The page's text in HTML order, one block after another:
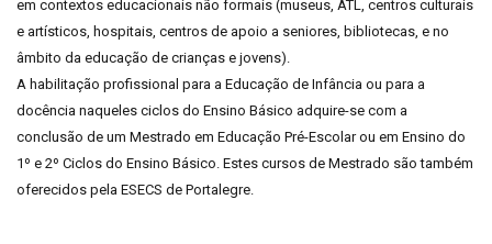
em contextos educacionais não formais (museus, ATL, centros culturais
e artísticos, hospitais, centros de apoio a seniores, bibliotecas, e no
âmbito da educação de crianças e jovens).
A habilitação profissional para a Educação de Infância ou para a
docência naqueles ciclos do Ensino Básico adquire-se com a
conclusão de um Mestrado em Educação Pré-Escolar ou em Ensino do
1º e 2º Ciclos do Ensino Básico. Estes cursos de Mestrado são também
oferecidos pela ESECS de Portalegre.